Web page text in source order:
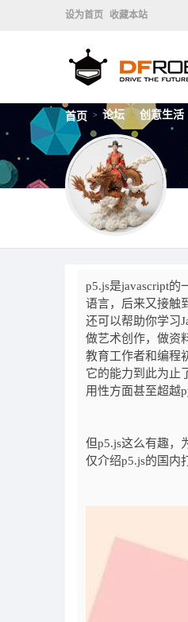
设为首页 收藏本站
首页 > 论坛 > 创意生活
p5.js是javascript
语言，后来又接触
还可以帮助你学习
做艺术创作，做资
教育工作者和编程
它的能力到此为止
用性方面甚至超越
但p5.js这么有趣，
仅介绍p5.js的国内